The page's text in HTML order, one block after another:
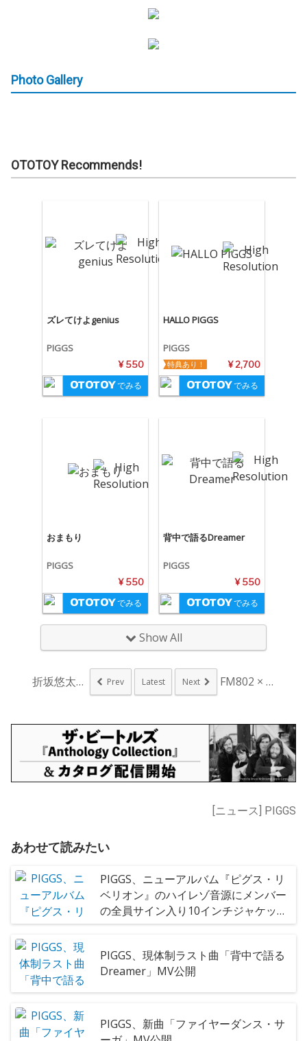
Photo Gallery
OTOTOY Recommends!
ズレてけよgenius
PIGGS
¥ 550
でみる
HALLO PIGGS
PIGGS
¥ 2,700
特典あり！
でみる
おまもり
PIGGS
¥ 550
でみる
背中で語るDreamer
PIGGS
¥ 550
でみる
Show All
折坂悠太、名古屋・金... Prev Latest Next FM802 × FR...
[ニュース] PIGGS
あわせて読みたい
PIGGS、ニューアルバム『ピグス・リ
ベリオン』のハイレゾ音源にメンバー
の全員サイン入り10インチジャケッ
ト、ランダムソロチェキがセットにな
決定
PIGGS、現体制ラスト曲「背中で語る
Dreamer」MV公開
PIGGS、新曲「ファイヤーダンス・サ